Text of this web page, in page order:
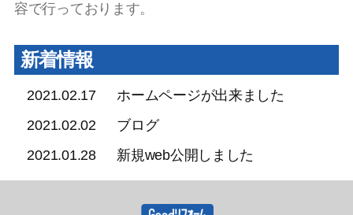
容で行っております。
新着情報
2021.02.17
ホームページが出来ました
2021.02.02
ブログ
2021.01.28
新規web公開しました